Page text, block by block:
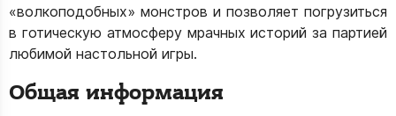
«волкоподобных» монстров и позволяет погрузиться
в готическую атмосферу мрачных историй за партией
любимой настольной игры.
Общая информация